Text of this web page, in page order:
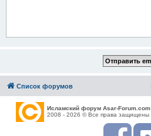
Список форумов
Исламский форум Asar-Forum.com
2008 - 2026 © Все права защищены